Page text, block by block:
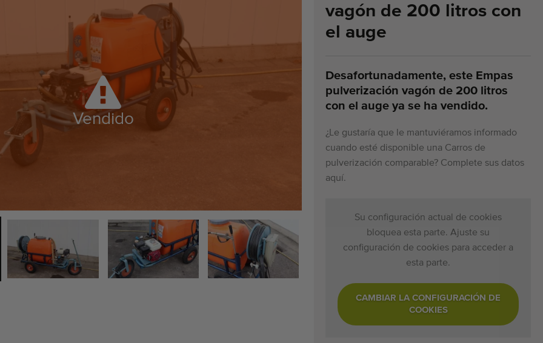
Vendido
vagón de 200 litros con
el auge
Desafortunadamente, este Empas
pulverización vagón de 200 litros
con el auge ya se ha vendido.
¿Le gustaría que le mantuviéramos informado
cuando esté disponible una Carros de
pulverización comparable? Complete sus datos
aquí.
Su configuración actual de cookies
bloquea esta parte. Ajuste su
configuración de cookies para acceder a
esta parte.
CAMBIAR LA CONFIGURACIÓN DE
COOKIES